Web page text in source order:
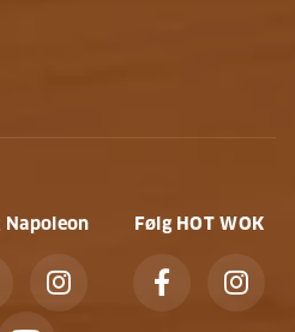
Napoleon Følg HOT WOK